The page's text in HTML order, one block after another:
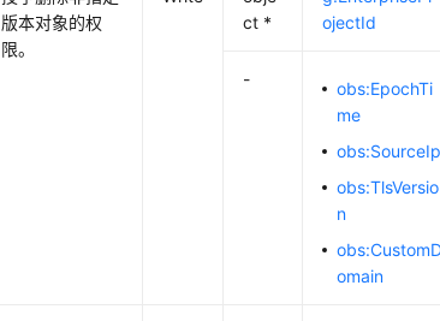
版本对象的权
限。
ct *
ojectId
-
obs:EpochTi
me
obs:SourceIp
obs:TlsVersio
n
omain